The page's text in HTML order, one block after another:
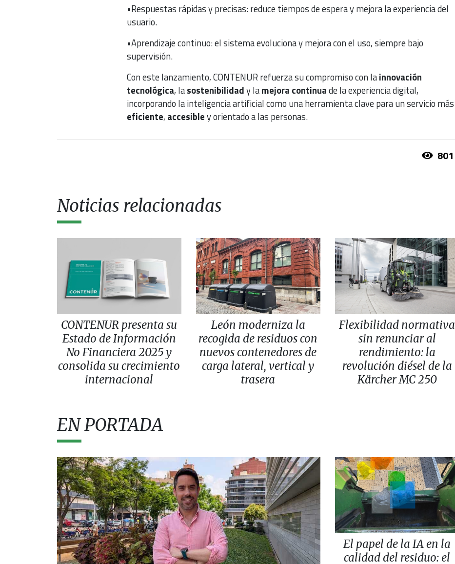
•Respuestas rápidas y precisas: reduce tiempos de espera y mejora la experiencia del
usuario.
•Aprendizaje continuo: el sistema evoluciona y mejora con el uso, siempre bajo
supervisión.
Con este lanzamiento, CONTENUR refuerza su compromiso con lainnovación
tecnológica, lasostenibilidady lamejora continuade la experiencia digital,
incorporando la inteligencia artificial como una herramienta clave para un servicio más
eficiente, accesibley orientado a las personas.
801
Noticias relacionadas
CONTENUR presenta su
Estado de Información
No Financiera 2025 y
consolida su crecimiento
internacional
León moderniza la
recogida de residuos con
nuevos contenedores de
carga lateral, vertical y
trasera
Flexibilidad normativa
sin renunciar al
rendimiento: la
revolución diésel de la
Kärcher MC 250
EN PORTADA
El papel de la IA en la
calidad del residuo: el